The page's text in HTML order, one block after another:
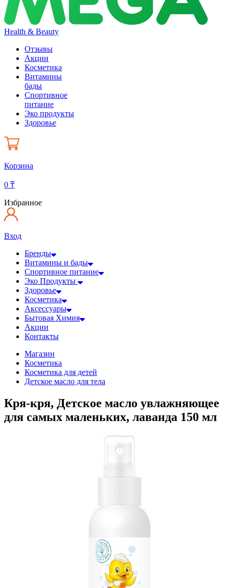
Health & Beauty
Отзывы
Акции
Косметика
Витамины
бады
Спортивное
питание
Эко продукты
Здоровье
Корзина
0 ₸
Избранное
Вход
Бренды
Витамины и бады
Спортивное питание
Эко Продукты
Здоровье
Косметика
Аксессуары
Бытовая Химия
Акции
Контакты
Магазин
Косметика
Косметика для детей
Детское масло для тела
Кря-кря, Детское масло увлажняющее
для самых маленьких, лаванда 150 мл